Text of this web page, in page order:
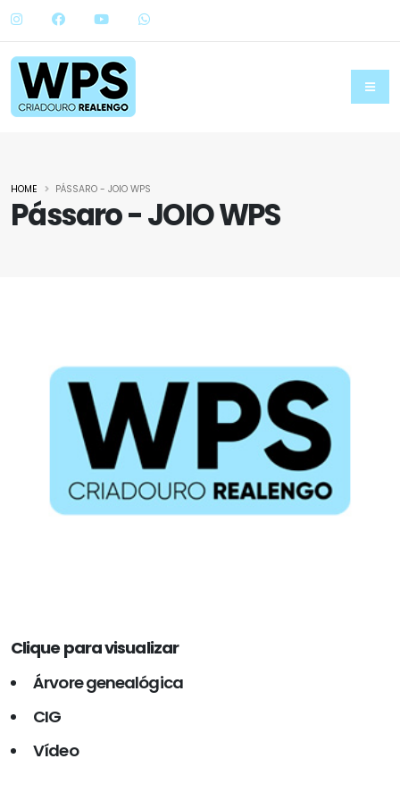
Pássaro - JOIO WPS
HOME PÁSSARO - JOIO WPS
Clique para visualizar
Árvore genealógica
CIG
Vídeo